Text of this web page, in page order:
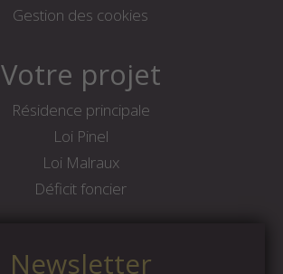
Gestion des cookies
Votre projet
Résidence principale
Loi Pinel
Loi Malraux
Déficit foncier
Newsletter